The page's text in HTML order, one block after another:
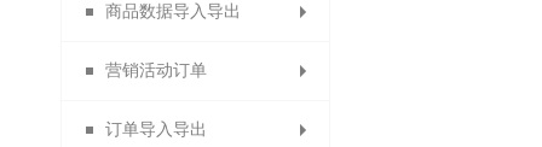
佣金排名设置
分销申请设置
分销商自动审核设置
代理商导出
代理商推荐奖
代理商销售奖
订货商推荐奖
订货商销售奖
团队业绩奖
供应商审核
供应商类型
店铺标签
门店申请
门店审核
设置门店
设置员工
员工等级
会员分组
分销商品
微社区
商品数据导入导出
数据包导入
1688商品导入
营销活动订单
营销活动订单
订单导入导出